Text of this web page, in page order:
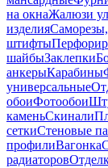
на окнаЖалюзи
изделия
штифты
шайбыЗаклепки
анкерыКарабины
универсальные
обоиФотообои
каменьСкинали
сеткиСтеновые
профилиВагонка
радиаторов